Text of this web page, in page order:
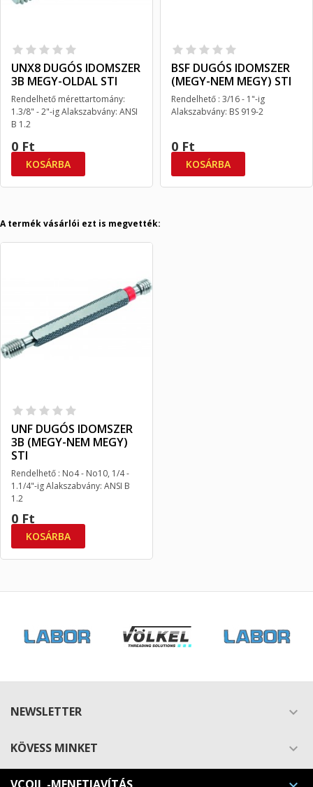
UNX8 DUGÓS IDOMSZER
3B MEGY-OLDAL STI
Rendelhető mérettartomány:
1.3/8" - 2"-ig Alakszabvány: ANSI
B 1.2
0 Ft
KOSÁRBA
BSF DUGÓS IDOMSZER
(MEGY-NEM MEGY) STI
Rendelhető : 3/16 - 1"-ig
Alakszabvány: BS 919-2
0 Ft
KOSÁRBA
A termék vásárlói ezt is megvették:
UNF DUGÓS IDOMSZER
3B (MEGY-NEM MEGY)
STI
Rendelhető : No4 - No10, 1/4 -
1.1/4"-ig Alakszabvány: ANSI B
1.2
0 Ft
KOSÁRBA
NEWSLETTER 
KÖVESS MINKET 